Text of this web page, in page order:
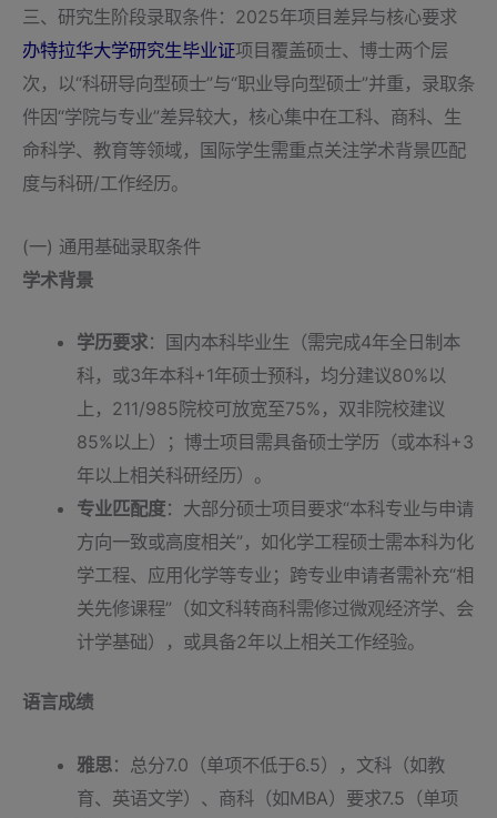
三、研究生阶段录取条件：2025年项目差异与核心要求
办特拉华大学研究生毕业证项目覆盖硕士、博士两个层
次，以“科研导向型硕士”与“职业导向型硕士”并重，录取条
件因“学院与专业”差异较大，核心集中在工科、商科、生
命科学、教育等领域，国际学生需重点关注学术背景匹配
度与科研/工作经历。
(一) 通用基础录取条件
学术背景
学历要求：国内本科毕业生（需完成4年全日制本
科，或3年本科+1年硕士预科，均分建议80%以
上，211/985院校可放宽至75%，双非院校建议
85%以上）；博士项目需具备硕士学历（或本科+3
年以上相关科研经历）。
专业匹配度：大部分硕士项目要求“本科专业与申请
方向一致或高度相关”，如化学工程硕士需本科为化
学工程、应用化学等专业；跨专业申请者需补充“相
关先修课程”（如文科转商科需修过微观经济学、会
计学基础），或具备2年以上相关工作经验。
语言成绩
雅思：总分7.0（单项不低于6.5），文科（如教
育、英语文学）、商科（如MBA）要求7.5（单项